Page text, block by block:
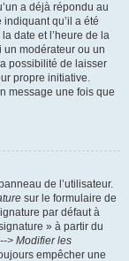
a déjà répondu au
qu’il a été
date et l’heure de la
un modérateur ou un
possibilité de laisser
propre initiative.
message une fois que
de l’utilisateur.
sur le formulaire de
par défaut à
» à partir du
> Modifier les
empêcher une